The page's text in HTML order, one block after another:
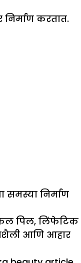
करतात.
समस्या निर्माण
पिल, लिंफेटिक
आणि आहार